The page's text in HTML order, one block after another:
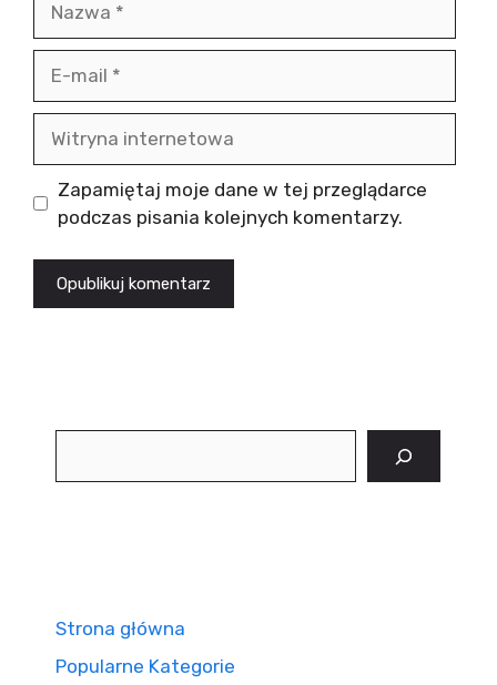
mail
internetowa
Zapamiętaj moje dane w tej przeglądarce
podczas pisania kolejnych komentarzy.
Strona główna
Popularne Kategorie